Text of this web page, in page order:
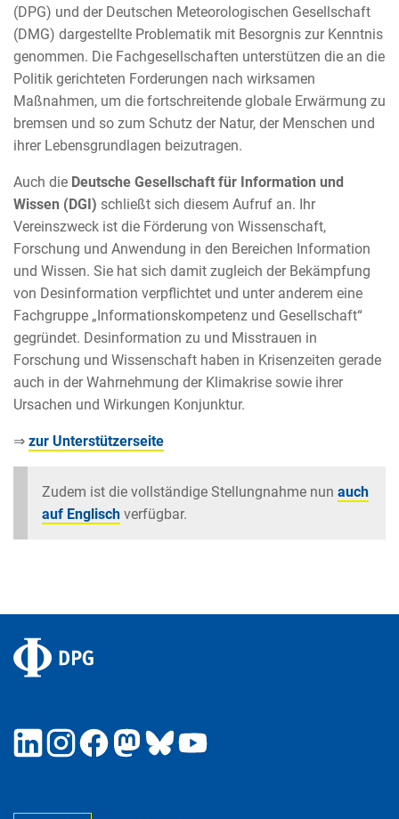
(DPG) und der Deutschen Meteorologischen Gesellschaft
(DMG) dargestellte Problematik mit Besorgnis zur Kenntnis
genommen. Die Fachgesellschaften unterstützen die an die
Politik gerichteten Forderungen nach wirksamen
Maßnahmen, um die fortschreitende globale Erwärmung zu
bremsen und so zum Schutz der Natur, der Menschen und
ihrer Lebensgrundlagen beizutragen.
Auch die Deutsche Gesellschaft für Information und
Wissen (DGI) schließt sich diesem Aufruf an. Ihr
Vereinszweck ist die Förderung von Wissenschaft,
Forschung und Anwendung in den Bereichen Information
und Wissen. Sie hat sich damit zugleich der Bekämpfung
von Desinformation verpflichtet und unter anderem eine
Fachgruppe „Informationskompetenz und Gesellschaft“
gegründet. Desinformation zu und Misstrauen in
Forschung und Wissenschaft haben in Krisenzeiten gerade
auch in der Wahrnehmung der Klimakrise sowie ihrer
Ursachen und Wirkungen Konjunktur.
⇒ zur Unterstützerseite
Zudem ist die vollständige Stellungnahme nun auch
auf Englisch verfügbar.